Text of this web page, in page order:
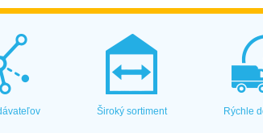
Široký sortiment Rýchle